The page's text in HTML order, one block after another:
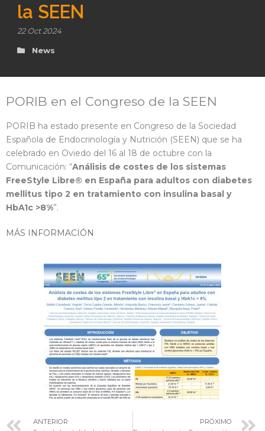
en
la SEEN
22 Oct 2024
News
PORIB en el Congreso de la SEEN
PORIB ha estado presente en Congreso de la Sociedad
Española de Endocrinología y Nutrición (SEEN) que se ha
celebrado en Oviedo del 16 al 18 de octubre con la
Comunicación: “Análisis de costes de los sistemas
FreeStyle Libre® en España para adultos con diabetes
mellitus tipo 2 en tratamiento con insulina basal y
HbA1c >8%”.
MÁS INFORMACIÓN
ANTERIOR PRÓXIMO